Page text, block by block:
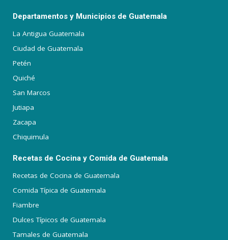
Departamentos y Municipios de Guatemala
La Antigua Guatemala
Ciudad de Guatemala
Petén
Quiché
San Marcos
Jutiapa
Zacapa
Chiquimula
Recetas de Cocina y Comida de Guatemala
Recetas de Cocina de Guatemala
Comida Típica de Guatemala
Fiambre
Dulces Típicos de Guatemala
Tamales de Guatemala